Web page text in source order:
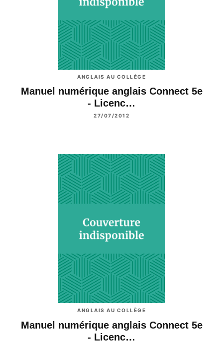
ANGLAIS AU COLLÈGE
Manuel numérique anglais Connect 5e
- Licenc…
27/07/2012
ANGLAIS AU COLLÈGE
Manuel numérique anglais Connect 5e
- Licenc…